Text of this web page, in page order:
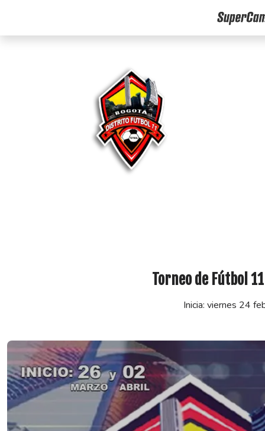
Torneo de Fútbol
Inicia: viernes 24